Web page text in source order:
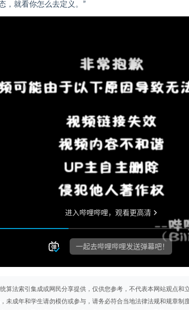
，就看你怎么去定义。”
算法索引集成或网民分享提供，仅供您参考，不代表本网站观点和
未成年和学生请勿模仿或参与，请务必符合当地法律法规和规章制